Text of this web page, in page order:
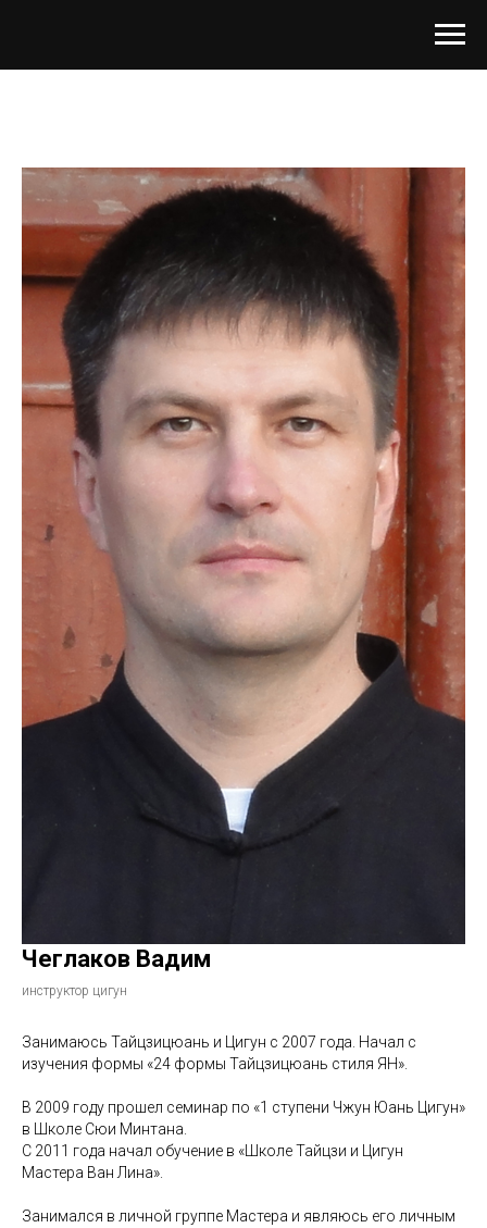
Чеглаков Вадим
инструктор цигун
Занимаюсь Тайцзицюань и Цигун с 2007 года. Начал с
изучения формы «24 формы Тайцзицюань стиля ЯН».
В 2009 году прошел семинар по «1 ступени Чжун Юань Цигун»
в Школе Сюи Минтана.
С 2011 года начал обучение в «Школе Тайцзи и Цигун
Мастера Ван Лина».
Занимался в личной группе Мастера и являюсь его личным